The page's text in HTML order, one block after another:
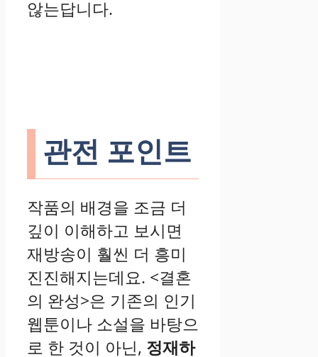
않는답니다.
관전 포인트
작품의 배경을 조금 더
깊이 이해하고 보시면
재방송이 훨씬 더 흥미
진진해지는데요. <결혼
의 완성>은 기존의 인기
웹툰이나 소설을 바탕으
로 한 것이 아닌, 정재하